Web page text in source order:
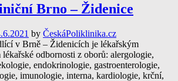
Brno – Židenice
by ČeskáPoliklinika.cz
v Brně – Židenicích je lékařským
odbornosti z oborů: alergologie,
endokrinologie, gastroenterologie,
imunologie, interna, kardiologie, krční,